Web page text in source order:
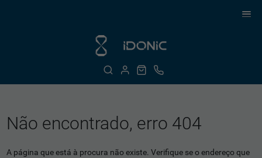
Não encontrado, erro 404
A página que está à procura não existe. Verifique se o endereço que